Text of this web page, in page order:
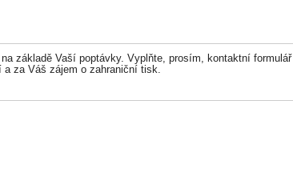
základě Vaší poptávky. Vyplňte, prosím, kontaktní
a za Váš zájem o zahraniční tisk.